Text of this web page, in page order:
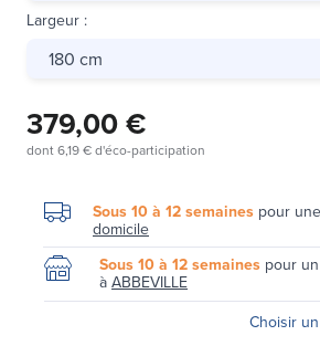
Largeur :
180 cm
379,00 €
dont6,19 €d'éco-participation
Sous 10 à 12 semaines pour une
domicile
Sous 10 à 12 semaines pour
à ABBEVILLE
Choisir